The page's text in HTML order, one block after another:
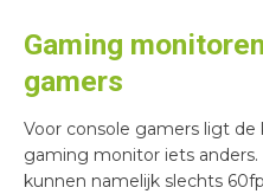
Gaming
gamers
Voor console gamers ligt
gaming monitor iets
kunnen namelijk slechts